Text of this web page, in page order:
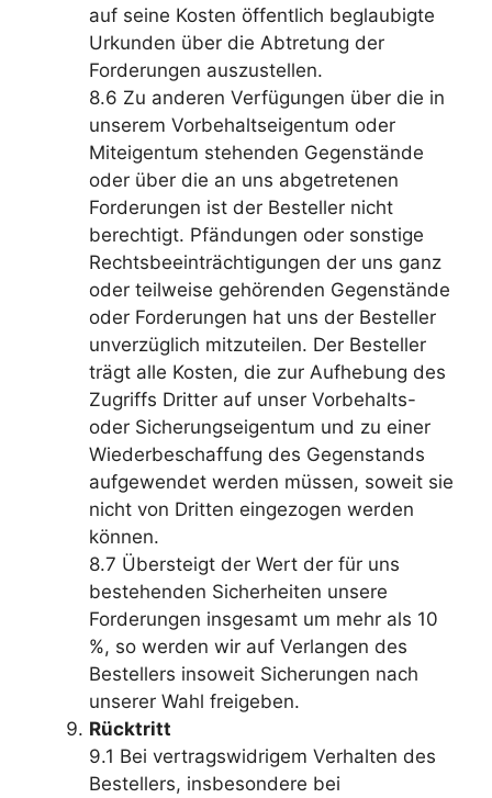
auf seine Kosten öffentlich beglaubigte
Urkunden über die Abtretung der
Forderungen auszustellen.
8.6 Zu anderen Verfügungen über die in
unserem Vorbehaltseigentum oder
Miteigentum stehenden Gegenstände
oder über die an uns abgetretenen
Forderungen ist der Besteller nicht
berechtigt. Pfändungen oder sonstige
Rechtsbeeinträchtigungen der uns ganz
oder teilweise gehörenden Gegenstände
oder Forderungen hat uns der Besteller
unverzüglich mitzuteilen. Der Besteller
trägt alle Kosten, die zur Aufhebung des
Zugriffs Dritter auf unser Vorbehalts-
oder Sicherungseigentum und zu einer
Wiederbeschaffung des Gegenstands
aufgewendet werden müssen, soweit sie
nicht von Dritten eingezogen werden
können.
8.7 Übersteigt der Wert der für uns
bestehenden Sicherheiten unsere
Forderungen insgesamt um mehr als 10
%, so werden wir auf Verlangen des
Bestellers insoweit Sicherungen nach
unserer Wahl freigeben.
Rücktritt
9.1 Bei vertragswidrigem Verhalten des
Bestellers, insbesondere bei